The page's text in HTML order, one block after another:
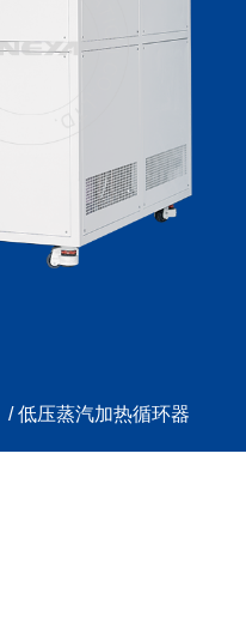
/ 低压蒸汽加热循环器